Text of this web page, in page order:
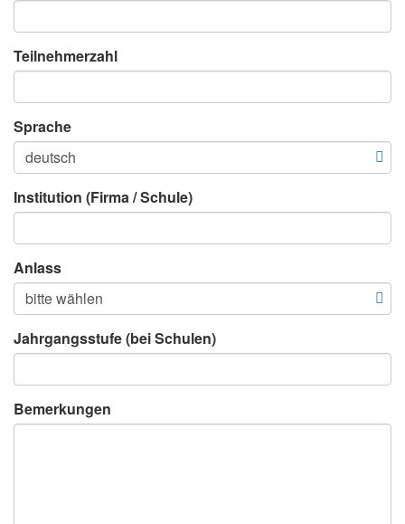
Teilnehmerzahl
Sprache
Institution (Firma / Schule)
Anlass
Jahrgangsstufe (bei Schulen)
Bemerkungen